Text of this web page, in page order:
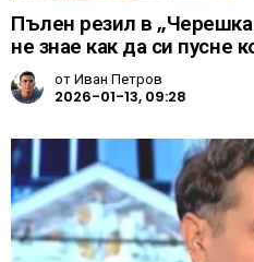
Пълен резил в
не знае как да си пусне
отИван Петров
2026-01-13, 09:28